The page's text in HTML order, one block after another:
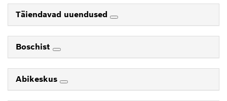
Täiendavad uuendused
Boschist
Abikeskus